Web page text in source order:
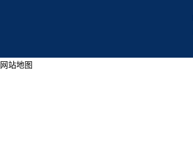
网站地图